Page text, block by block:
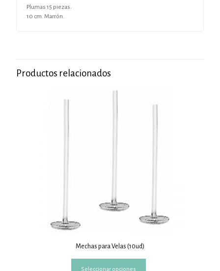
Plumas 15 piezas.
10 cm. Marrón.
Productos relacionados
Mechas para Velas (10ud)
Seleccionar opciones